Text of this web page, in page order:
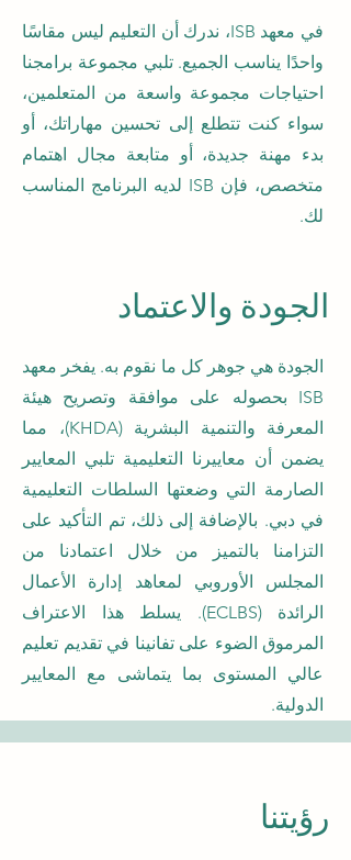
في معهد ISB، ندرك أن التعليم ليس مقاسًا
واحدًا يناسب الجميع. تلبي مجموعة برامجنا
احتياجات مجموعة واسعة من المتعلمين،
سواء كنت تتطلع إلى تحسين مهاراتك، أو
بدء مهنة جديدة، أو متابعة مجال اهتمام
متخصص، فإن ISB لديه البرنامج المناسب
لك.
الجودة والاعتماد
الجودة هي جوهر كل ما نقوم به. يفخر معهد
ISB بحصوله على موافقة وتصريح هيئة
المعرفة والتنمية البشرية (KHDA)، مما
يضمن أن معاييرنا التعليمية تلبي المعايير
الصارمة التي وضعتها السلطات التعليمية
في دبي. بالإضافة إلى ذلك، تم التأكيد على
التزامنا بالتميز من خلال اعتمادنا من
المجلس الأوروبي لمعاهد إدارة الأعمال
الرائدة (ECLBS). يسلط هذا الاعتراف
المرموق الضوء على تفانينا في تقديم تعليم
عالي المستوى بما يتماشى مع المعايير
الدولية.
رؤيتنا